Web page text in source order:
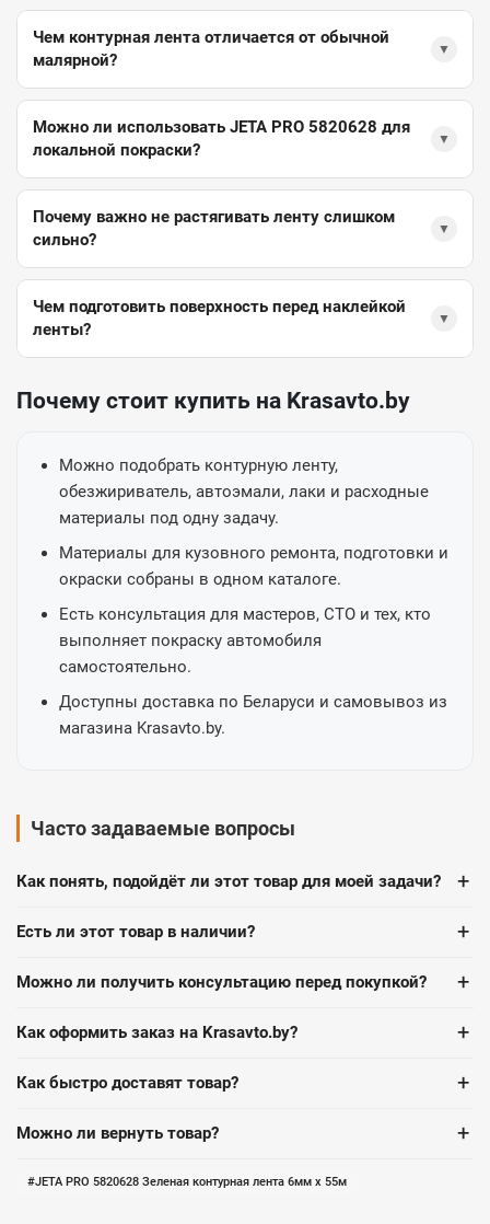
Чем контурная лента отличается от обычной
малярной?
▼
Можно ли использовать JETA PRO 5820628 для
локальной покраски?
▼
Почему важно не растягивать ленту слишком
сильно?
▼
Чем подготовить поверхность перед наклейкой
ленты?
▼
Почему стоит купить на Krasavto.by
Можно подобрать контурную ленту,
обезжириватель, автоэмали, лаки и расходные
материалы под одну задачу.
Материалы для кузовного ремонта, подготовки и
окраски собраны в одном каталоге.
Есть консультация для мастеров, СТО и тех, кто
выполняет покраску автомобиля
самостоятельно.
Доступны доставка по Беларуси и самовывоз из
магазина Krasavto.by.
Часто задаваемые вопросы
Как понять, подойдёт ли этот товар для моей задачи? +
Есть ли этот товар в наличии? +
Можно ли получить консультацию перед покупкой? +
Как оформить заказ на Krasavto.by? +
Как быстро доставят товар? +
Можно ли вернуть товар? +
JETA PRO 5820628 Зеленая контурная лента 6мм х 55м